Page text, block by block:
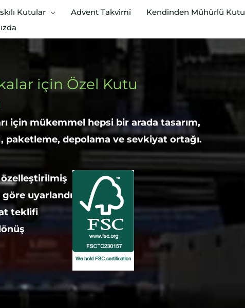
Kutular Advent Takvimi Kendinden Mühürlü Kutu
için Özel Kutu
için mükemmel hepsi bir arada tasarım,
paketleme, depolama ve sevkiyat ortağı.
göre uyarlandı
teklifi